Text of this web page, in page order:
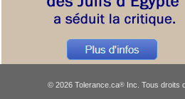
© 2026 Tolerance.ca®Inc. Tous droits